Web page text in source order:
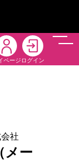
ページ ログイン
メニ
社
メー